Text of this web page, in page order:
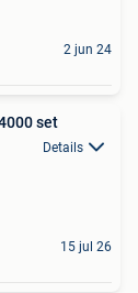
2 jun 24
set
Details
15 jul 26